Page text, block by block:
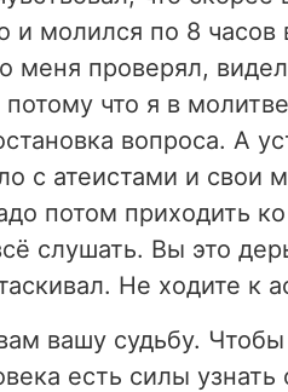
и молился по 8
меня проверял,
что я в
вопроса. А
с атеистами и свои
потом приходить
слушать. Вы это
Не ходите к
вашу судьбу.
есть силы узнать